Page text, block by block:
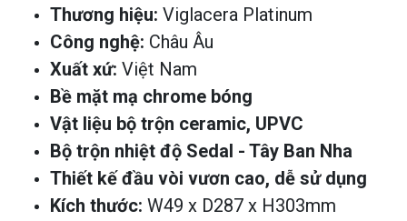
Thương hiệu: Viglacera Platinum
Công nghệ: Châu Âu
Xuất xứ: Việt Nam
Bề mặt mạ chrome bóng
Vật liệu bộ trộn ceramic, UPVC
Bộ trộn nhiệt độ Sedal - Tây Ban Nha
Thiết kế đầu vòi vươn cao, dễ sử dụng
Kích thước: W49 x D287 x H303mm